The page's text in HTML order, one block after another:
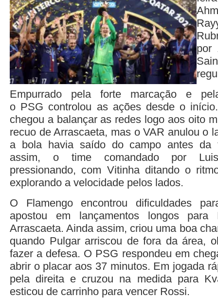
por
Empurrado pela forte marcação e
o PSG controlou as ações desde o
chegou a balançar as redes logo aos oito
recuo de Arrascaeta, mas o VAR anulou o
a bola havia saído do campo antes da
assim, o time comandado por
pressionando, com Vitinha ditando o
explorando a velocidade pelos lados.
O Flamengo encontrou dificuldades
apostou em lançamentos longos para
Arrascaeta. Ainda assim, criou uma boa
quando Pulgar arriscou de fora da área,
fazer a defesa. O PSG respondeu em
abrir o placar aos 37 minutos. Em jogada
pela direita e cruzou na medida para
esticou de carrinho para vencer Rossi.